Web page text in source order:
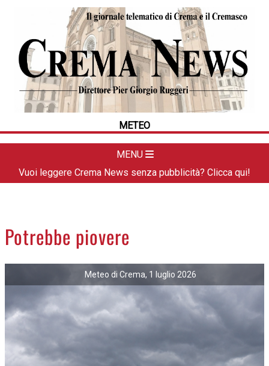
METEO
MENU
HOME
CRONACA
POLITICA
LA FOTO
DAL TERRITORIO
APPUNTAMENTI
LA PIAZZA
ANIMALI
NECROLOGI
ACCEDI
Vuoi leggere Crema News senza pubblicità? Clicca qui!
Potrebbe piovere
Meteo di Crema, 1 luglio 2026